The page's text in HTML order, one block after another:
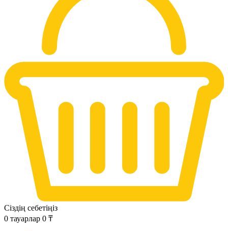
Сіздің себетіңіз
0 тауарлар 0 ₸